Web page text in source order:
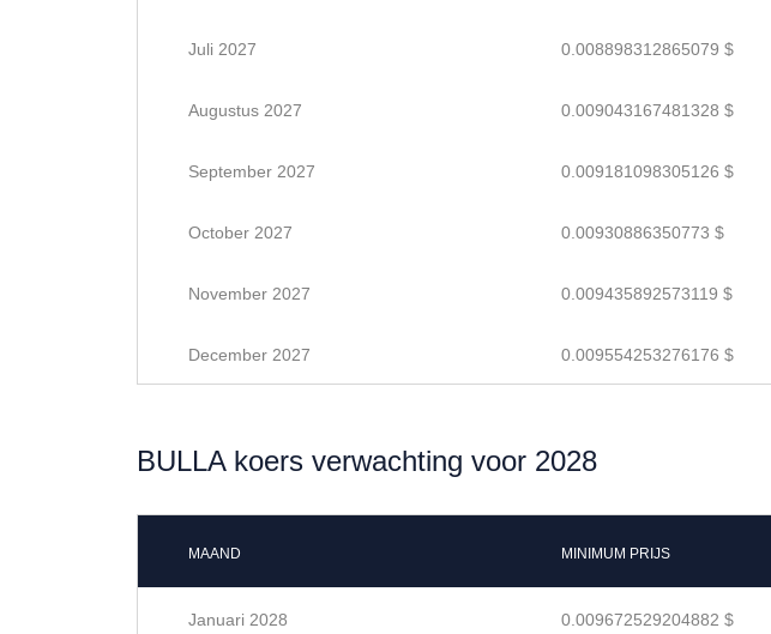
Juli 2027 0.008898312865079 $
Augustus 2027 0.009043167481328 $
September 2027 0.009181098305126 $
October 2027 0.00930886350773 $
November 2027 0.009435892573119 $
December 2027 0.009554253276176 $
BULLA koers verwachting voor 2028
MAAND MINIMUM PRIJS
Januari 2028 0.009672529204882 $